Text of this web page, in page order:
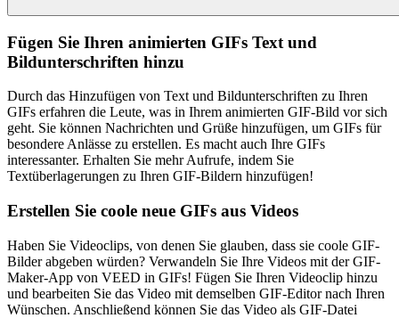
Fügen Sie Ihren animierten GIFs Text und
Bildunterschriften hinzu
Durch das Hinzufügen von Text und Bildunterschriften zu Ihren
GIFs erfahren die Leute, was in Ihrem animierten GIF-Bild vor sich
geht. Sie können Nachrichten und Grüße hinzufügen, um GIFs für
besondere Anlässe zu erstellen. Es macht auch Ihre GIFs
interessanter. Erhalten Sie mehr Aufrufe, indem Sie
Textüberlagerungen zu Ihren GIF-Bildern hinzufügen!
Erstellen Sie coole neue GIFs aus Videos
Haben Sie Videoclips, von denen Sie glauben, dass sie coole GIF-
Bilder abgeben würden? Verwandeln Sie Ihre Videos mit der GIF-
Maker-App von VEED in GIFs! Fügen Sie Ihren Videoclip hinzu
und bearbeiten Sie das Video mit demselben GIF-Editor nach Ihren
Wünschen. Anschließend können Sie das Video als GIF-Datei